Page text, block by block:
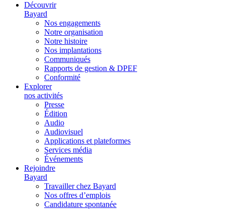
Découvrir
Bayard
Nos engagements
Notre organisation
Notre histoire
Nos implantations
Communiqués
Rapports de gestion & DPEF
Conformité
Explorer
nos activités
Presse
Édition
Audio
Audiovisuel
Applications et plateformes
Services média
Événements
Rejoindre
Bayard
Travailler chez Bayard
Nos offres d’emplois
Candidature spontanée